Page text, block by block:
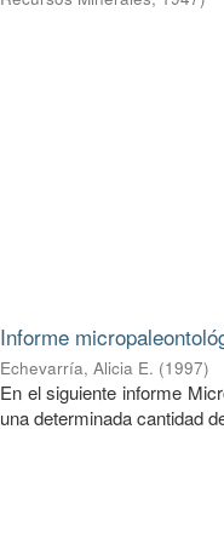
Informe
Echevarría, Alicia E. (1997)
En el siguiente informe
una determinada cantidad